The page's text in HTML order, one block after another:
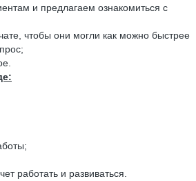
и предлагаем ознакомиться с
чтобы они могли как можно быстрее
работать и развиваться.